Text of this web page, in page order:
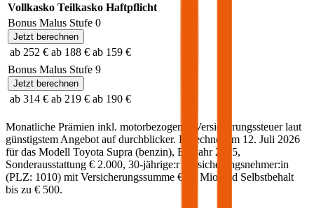
Vollkasko Teilkasko Haftpflicht
Bonus Malus Stufe 0
Jetzt berechnen
ab 252 € ab 188 € ab 159 €
Bonus Malus Stufe 9
Jetzt berechnen
ab 314 € ab 219 € ab 190 €
Monatliche Prämien inkl. motorbezogener Versicherungssteuer laut
günstigstem Angebot auf durchblicker. Berechnet am 12. Juli 2026
für das Modell Toyota Supra (benzin), Baujahr 2025,
Sonderausstattung € 2.000, 30-jährige:rVersicherungsnehmer:in
(PLZ: 1010) mit Versicherungssumme € 20 Mio und Selbstbehalt
bis zu € 500.